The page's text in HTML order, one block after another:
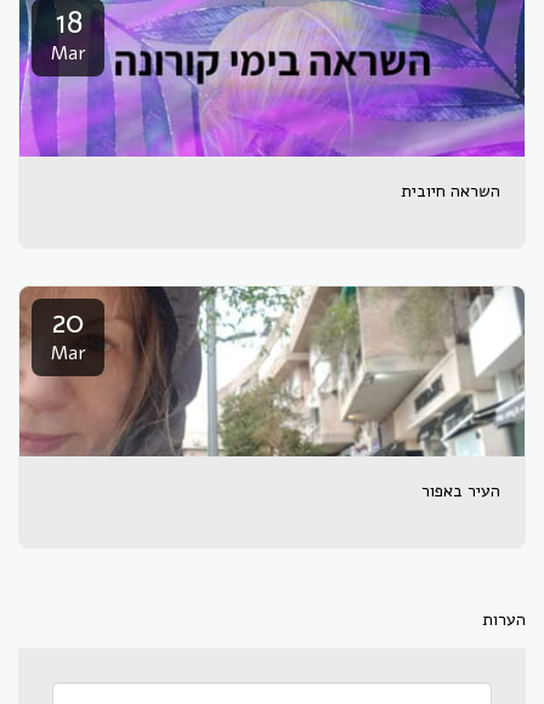
18
Mar
השראה חיובית
20
Mar
העיר באפור
הערות